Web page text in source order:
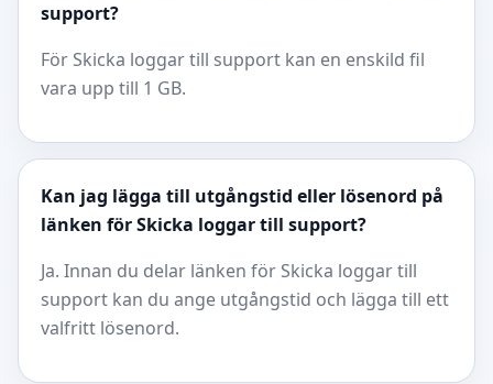
support?
För Skicka loggar till support kan en enskild fil
vara upp till 1 GB.
Kan jag lägga till utgångstid eller lösenord på
länken för Skicka loggar till support?
Ja. Innan du delar länken för Skicka loggar till
support kan du ange utgångstid och lägga till ett
valfritt lösenord.